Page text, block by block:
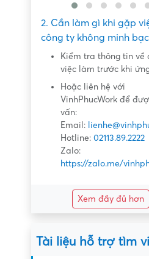
2. Cần làm gì khi gặp
công ty không minh
Kiểm tra thông tin về
việc làm trước khi
Hoặc liên hệ với
VinhPhucWork để
vấn:
Email:
Hotline: 02113.89.2222
Zalo:
https://zalo.me/
Xem đầy đủ hơn
Tài liệu hỗ trợ tìm